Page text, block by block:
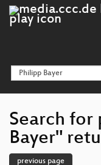
Search for
Bayer"
previous page